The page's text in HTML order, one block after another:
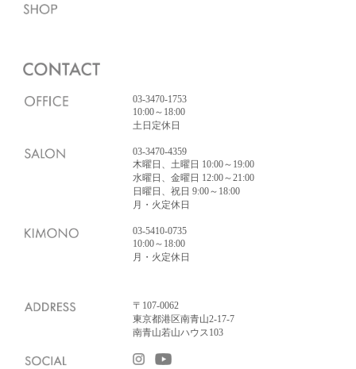
03-3470-1753
10:00～18:00
土日定休日
03-3470-4359
木曜日、土曜日 10:00～19:00
水曜日、金曜日 12:00～21:00
日曜日、祝日 9:00～18:00
月・火定休日
03-5410-0735
10:00～18:00
月・火定休日
〒107-0062
東京都港区南青山2-17-7
南青山若山ハウス103